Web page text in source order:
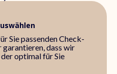
Sie passenden Check-
garantieren, dass wir
optimal für Sie